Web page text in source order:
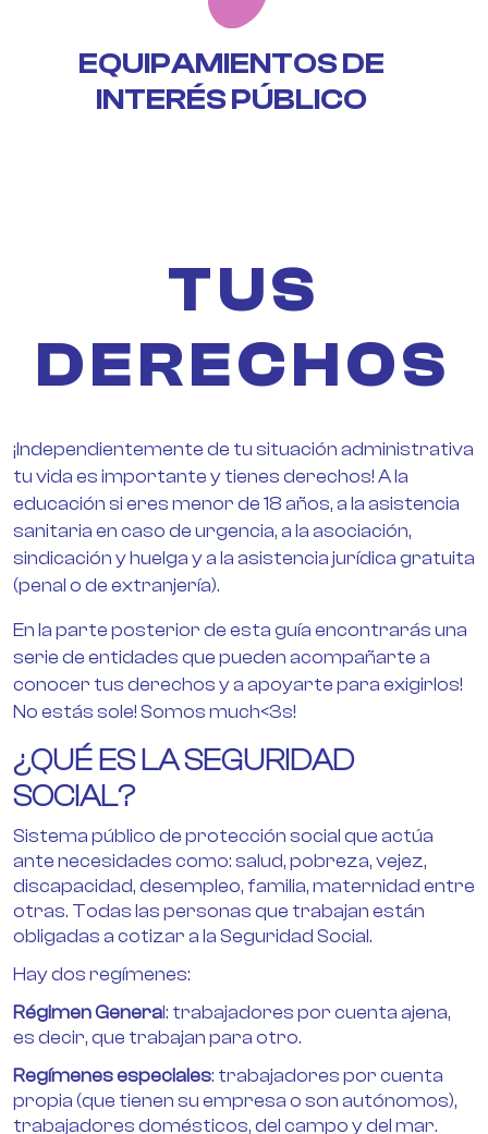
EQUIPAMIENTOS DE
INTERÉS PÚBLICO
TUS
DERECHOS
¡Independientemente de tu situación administrativa
tu vida es importante y tienes derechos! A la
educación si eres menor de 18 años, a la asistencia
sanitaria en caso de urgencia, a la asociación,
sindicación y huelga y a la asistencia jurídica gratuita
(penal o de extranjería).
En la parte posterior de esta guía encontrarás una
serie de entidades que pueden acompañarte a
conocer tus derechos y a apoyarte para exigirlos!
No estás sole! Somos much<3s!
¿QUÉ ES LA SEGURIDAD
SOCIAL?
Sistema público de protección social que actúa
ante necesidades como: salud, pobreza, vejez,
discapacidad, desempleo, familia, maternidad entre
otras. Todas las personas que trabajan están
obligadas a cotizar a la Seguridad Social.
Hay dos regímenes:
Régimen General: trabajadores por cuenta ajena,
es decir, que trabajan para otro.
Regímenes especiales: trabajadores por cuenta
propia (que tienen su empresa o son autónomos),
trabajadores domésticos, del campo y del mar.